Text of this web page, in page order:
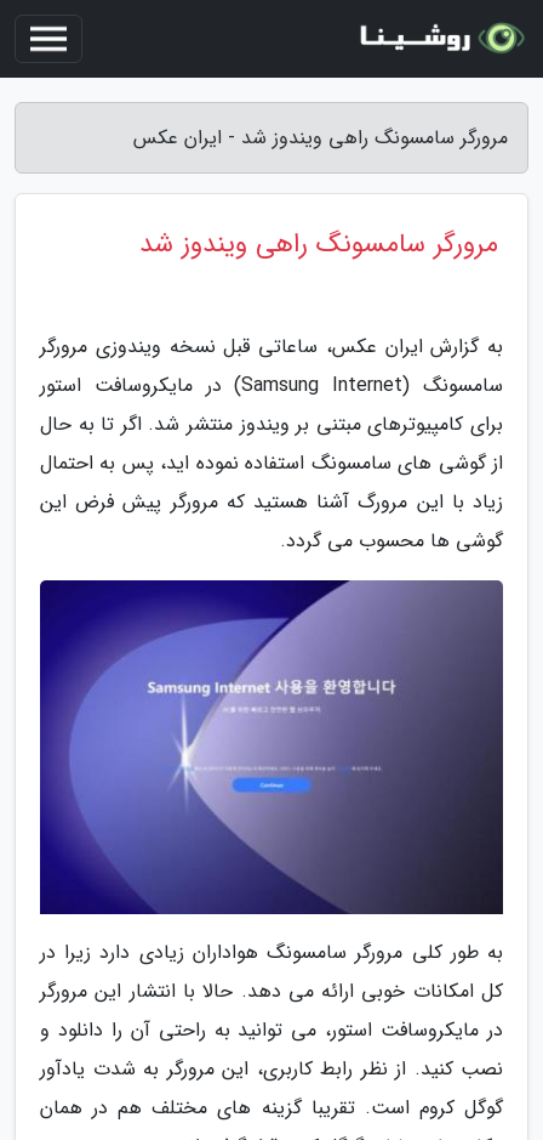
مرورگر سامسونگ راهی ویندوز شد - ایران عکس
مرورگر سامسونگ راهی ویندوز شد
به گزارش ایران عکس، ساعاتی قبل نسخه ویندوزی مرورگر
سامسونگ (Samsung Internet) در مایکروسافت استور
برای کامپیوترهای مبتنی بر ویندوز منتشر شد. اگر تا به حال
از گوشی های سامسونگ استفاده نموده اید، پس به احتمال
زیاد با این مرورگ آشنا هستید که مرورگر پیش فرض این
گوشی ها محسوب می گردد.
به طور کلی مرورگر سامسونگ هواداران زیادی دارد زیرا در
کل امکانات خوبی ارائه می دهد. حالا با انتشار این مرورگر
در مایکروسافت استور، می توانید به راحتی آن را دانلود و
نصب کنید. از نظر رابط کاربری، این مرورگر به شدت یادآور
گوگل کروم است. تقریبا گزینه های مختلف هم در همان